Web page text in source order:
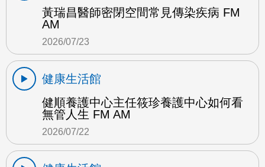
黃瑞昌醫師密閉空間常見傳染疾病 FM
AM
2026/07/23
健康生活館
健順養護中心主任筱珍養護中心如何看
無管人生 FM AM
2026/07/22